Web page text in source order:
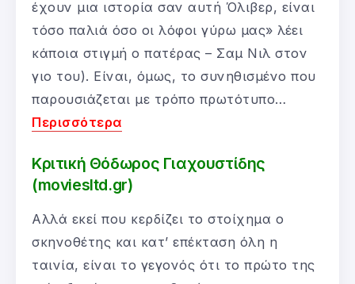
έχουν μια ιστορία σαν αυτή Όλιβερ, είναι
τόσο παλιά όσο οι λόφοι γύρω μας» λέει
κάποια στιγμή ο πατέρας – Σαμ Νιλ στον
γιο του). Είναι, όμως, το συνηθισμένο που
παρουσιάζεται με τρόπο πρωτότυπο…
Περισσότερα
Κριτική Θόδωρος Γιαχουστίδης
(moviesltd.gr)
Αλλά εκεί που κερδίζει το στοίχημα ο
σκηνοθέτης και κατ’ επέκταση όλη η
ταινία, είναι το γεγονός ότι το πρώτο της